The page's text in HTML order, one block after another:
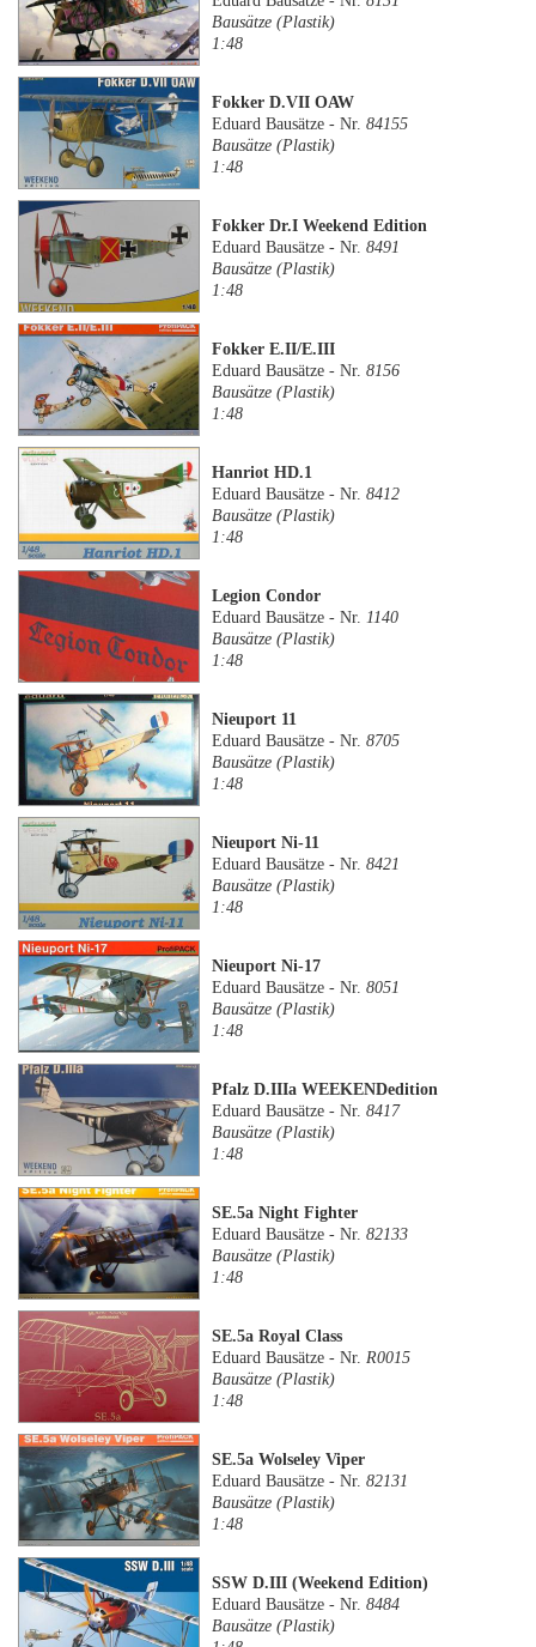
Bausätze (Plastik)
1:48
Fokker D.VII OAW
Eduard Bausätze - Nr.84155
Bausätze (Plastik)
1:48
Fokker Dr.I Weekend Edition
Eduard Bausätze - Nr.8491
Bausätze (Plastik)
1:48
Fokker E.II/E.III
Eduard Bausätze - Nr.8156
Bausätze (Plastik)
1:48
Hanriot HD.1
Eduard Bausätze - Nr.8412
Bausätze (Plastik)
1:48
Legion Condor
Eduard Bausätze - Nr.1140
Bausätze (Plastik)
1:48
Nieuport 11
Eduard Bausätze - Nr.8705
Bausätze (Plastik)
1:48
Nieuport Ni-11
Eduard Bausätze - Nr.8421
Bausätze (Plastik)
1:48
Nieuport Ni-17
Eduard Bausätze - Nr.8051
Bausätze (Plastik)
1:48
Pfalz D.IIIa WEEKENDedition
Eduard Bausätze - Nr.8417
Bausätze (Plastik)
1:48
SE.5a Night Fighter
Eduard Bausätze - Nr.82133
Bausätze (Plastik)
1:48
SE.5a Royal Class
Eduard Bausätze - Nr.R0015
Bausätze (Plastik)
1:48
SE.5a Wolseley Viper
Eduard Bausätze - Nr.82131
Bausätze (Plastik)
1:48
SSW D.III (Weekend Edition)
Eduard Bausätze - Nr.8484
Bausätze (Plastik)